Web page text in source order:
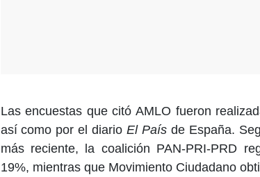
Las encuestas que citó AMLO fueron
así como por el diario El País de España.
más reciente, la coalición PAN-PRI-PRD
19%, mientras que Movimiento Ciudadano